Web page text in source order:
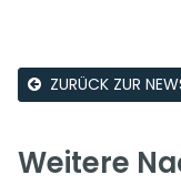
ZURÜCK ZUR
Weitere